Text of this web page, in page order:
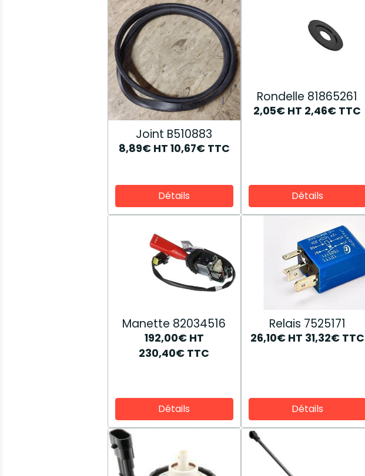
Joint B510883
8,89€ HT 10,67€ TTC
Détails
Rondelle 81865261
2,05€ HT 2,46€ TTC
Détails
Manette 82034516
192,00€ HT
230,40€ TTC
Détails
Relais 7525171
26,10€ HT 31,32€ TTC
Détails